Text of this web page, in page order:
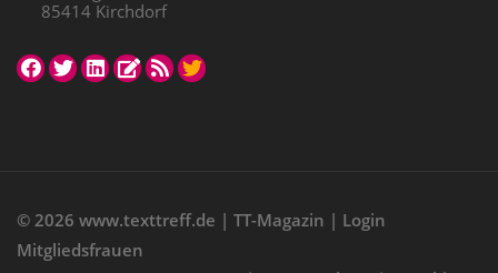
85414 Kirchdorf
© 2026 www.texttreff.de | TT-Magazin | Login
Mitgliedsfrauen